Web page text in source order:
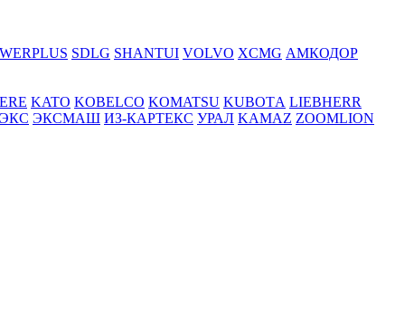
SDLG SHANTUI VOLVO XCMG АМКОДОР
KATO KOBELCO KOMATSU KUBOTА LIEBHERR
ЭКСМАШ ИЗ-КАРТЕКС УРАЛ KAMAZ ZOOMLION